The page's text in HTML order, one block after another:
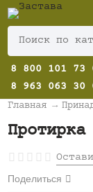
8 800 101 73
8 963 063 30
Главная →
Поделиться